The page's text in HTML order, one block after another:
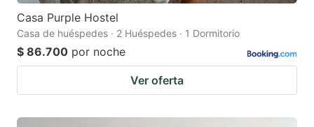
Casa Purple Hostel
Casa de huéspedes · 2 Huéspedes · 1 Dormitorio
$ 86.700 por noche
Ver oferta